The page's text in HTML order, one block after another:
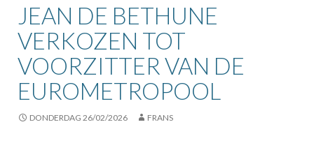
JEAN DE BETHUNE
VERKOZEN TOT
VOORZITTER VAN DE
EUROMETROPOOL
DONDERDAG 26/02/2026 FRANS